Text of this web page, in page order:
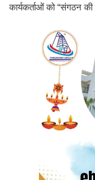
कार्यकर्ताओं को “संगठन की